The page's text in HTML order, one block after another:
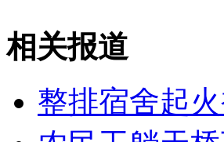
相关报道
整排宿舍起